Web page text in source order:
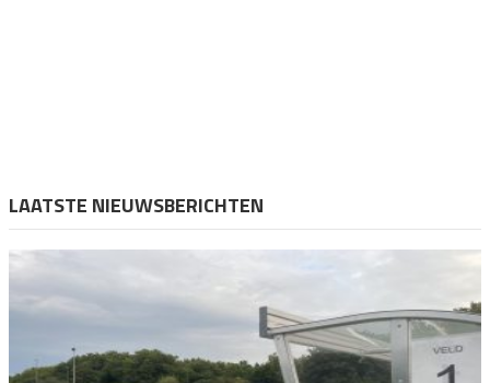
LAATSTE NIEUWSBERICHTEN